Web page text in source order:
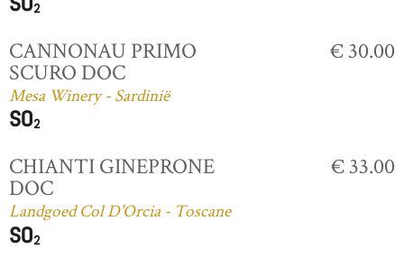
CANNONAU PRIMO
SCURO DOC
Mesa Winery - Sardinië
€ 30.00
CHIANTI GINEPRONE
DOC
Landgoed Col D'Orcia - Toscane
€ 33.00